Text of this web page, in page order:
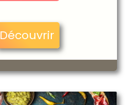
Découvrir